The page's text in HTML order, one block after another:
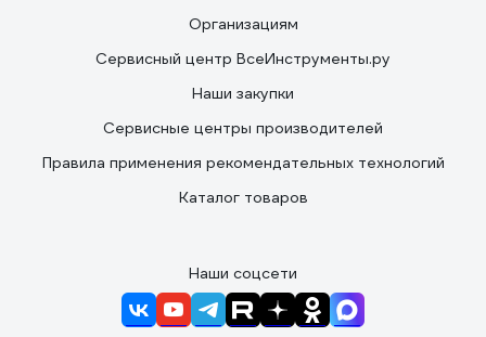
Организациям
Сервисный центр ВсеИнструменты.ру
Наши закупки
Сервисные центры производителей
Правила применения рекомендательных технологий
Каталог товаров
Наши соцсети